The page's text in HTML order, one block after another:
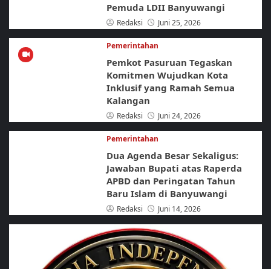
Pemuda LDII Banyuwangi
Redaksi Juni 25, 2026
Pemerintahan
Pemkot Pasuruan Tegaskan
Komitmen Wujudkan Kota
Inklusif yang Ramah Semua
Kalangan
Redaksi Juni 24, 2026
Pemerintahan
Dua Agenda Besar Sekaligus:
Jawaban Bupati atas Raperda
APBD dan Peringatan Tahun
Baru Islam di Banyuwangi
Redaksi Juni 14, 2026